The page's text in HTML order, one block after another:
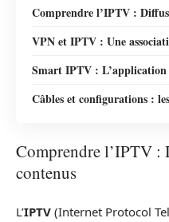
Comprendre l’IPTV :
VPN et IPTV : Une
Smart IPTV :
Câbles et configurations :
Comprendre l’IPTV :
contenus
L’IPTV (Internet Protocol